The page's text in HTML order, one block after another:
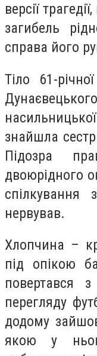
версії
загибель
справа його
Тіло 61-
знайшла
Підозра
двоюрідного
спілкування
нервував.
Хлопчина –
під опікою
повертався з
перегляду
додому
якою у